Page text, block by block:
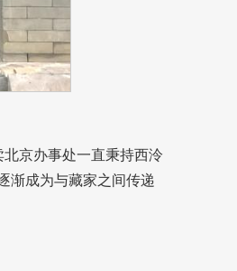
京办事处一直秉持西泠
渐成为与藏家之间传递